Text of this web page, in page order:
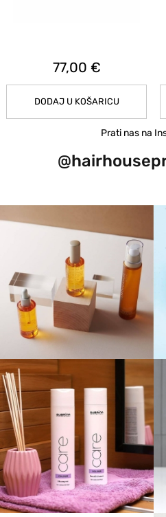
77,00 €
DODAJ U KOŠARICU
Prati nas na